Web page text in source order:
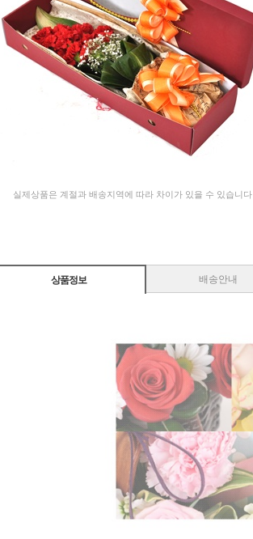
실제상품은 계절과 배송지역에 따라 차이가 있을 수 있습니다
상품정보 배송안내